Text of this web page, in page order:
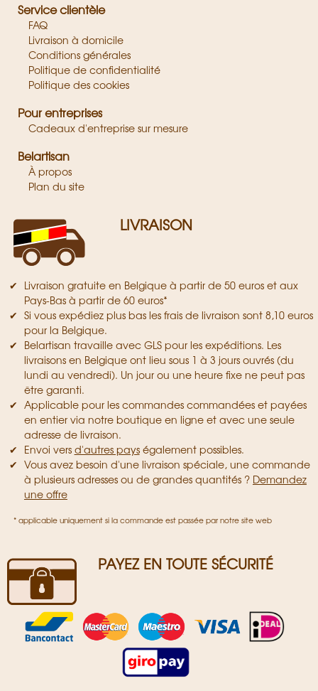
Service clientèle
FAQ
Livraison à domicile
Conditions générales
Politique de confidentialité
Politique des cookies
Pour entreprises
Cadeaux d'entreprise sur mesure
Belartisan
À propos
Plan du site
LIVRAISON
Livraison gratuite en Belgique à partir de 50 euros et aux
Pays-Bas à partir de 60 euros*
Si vous expédiez plus bas les frais de livraison sont 8,10 euros
pour la Belgique.
Belartisan travaille avec GLS pour les expéditions. Les
livraisons en Belgique ont lieu sous 1 à 3 jours ouvrés (du
lundi au vendredi). Un jour ou une heure fixe ne peut pas
être garanti.
Applicable pour les commandes commandées et payées
en entier via notre boutique en ligne et avec une seule
adresse de livraison.
Envoi vers d'autres paységalement possibles.
Vous avez besoin d'une livraison spéciale, une commande
à plusieurs adresses ou de grandes quantités ? Demandez
une offre
* applicable uniquement si la commande est passée par notre site web
PAYEZ EN TOUTE SÉCURITÉ